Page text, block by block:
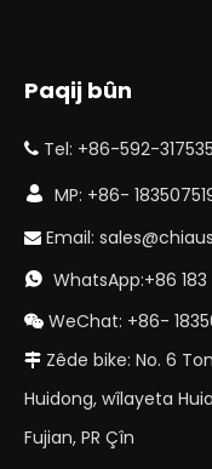
Paqij bûn
 Tel: +86-592-
 MP: +86-
 Email:
 WhatsApp:+86 183
 WeChat: +86-
 Zêde bike: No. 6
Huidong, wîlayeta
Fujian, PR Çîn